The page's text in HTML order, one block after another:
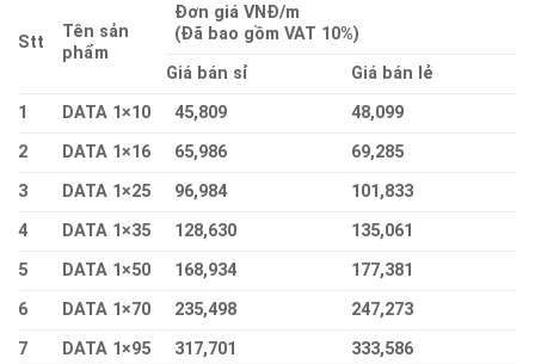
Stt
Tên sản
phẩm
Đơn giá VNĐ/m
(Đã bao gồm VAT 10%)
Giá bán sỉ
Giá bán lẻ
1
DATA 1×10 45,809
48,099
2
DATA 1×16 65,986
69,285
3
DATA 1×25 96,984
101,833
4
DATA 1×35 128,630
135,061
5
DATA 1×50 168,934
177,381
6
DATA 1×70 235,498
247,273
7
DATA 1×95 317,701 333,586